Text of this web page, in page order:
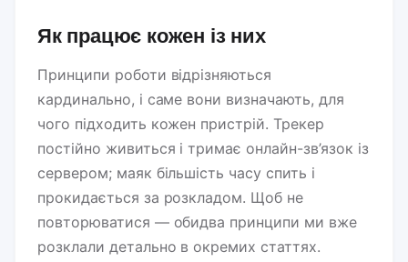
Як працює кожен із них
Принципи роботи відрізняються
кардинально, і саме вони визначають, для
чого підходить кожен пристрій. Трекер
постійно живиться і тримає онлайн-зв’язок із
сервером; маяк більшість часу спить і
прокидається за розкладом. Щоб не
повторюватися — обидва принципи ми вже
розклали детально в окремих статтях.